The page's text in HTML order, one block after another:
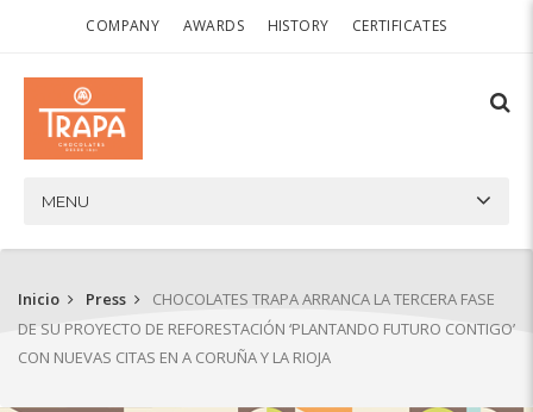
COMPANY AWARDS HISTORY CERTIFICATES
MENU
Inicio Press
CHOCOLATES TRAPA ARRANCA LA TERCERA FASE
DE SU PROYECTO DE REFORESTACIÓN ‘PLANTANDO FUTURO CONTIGO’
CON NUEVAS CITAS EN A CORUÑA Y LA RIOJA